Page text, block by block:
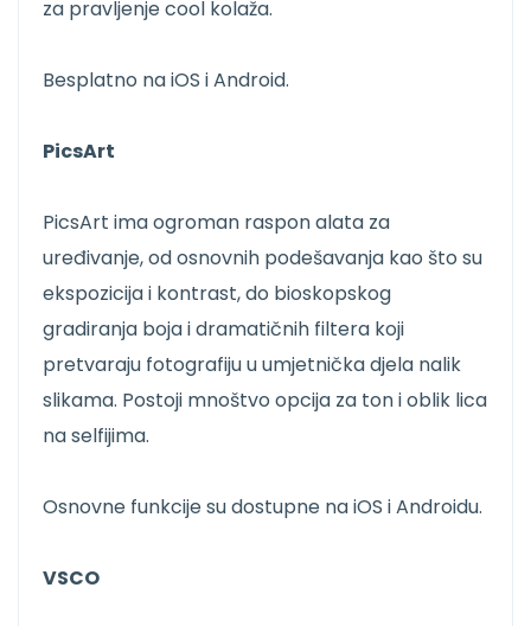
za pravljenje cool kolaža.
Besplatno na iOS i Android.
PicsArt
PicsArt ima ogroman raspon alata za
uređivanje, od osnovnih podešavanja kao što su
ekspozicija i kontrast, do bioskopskog
gradiranja boja i dramatičnih filtera koji
pretvaraju fotografiju u umjetnička djela nalik
slikama. Postoji mnoštvo opcija za ton i oblik lica
na selfijima.
Osnovne funkcije su dostupne na iOS i Androidu.
VSCO